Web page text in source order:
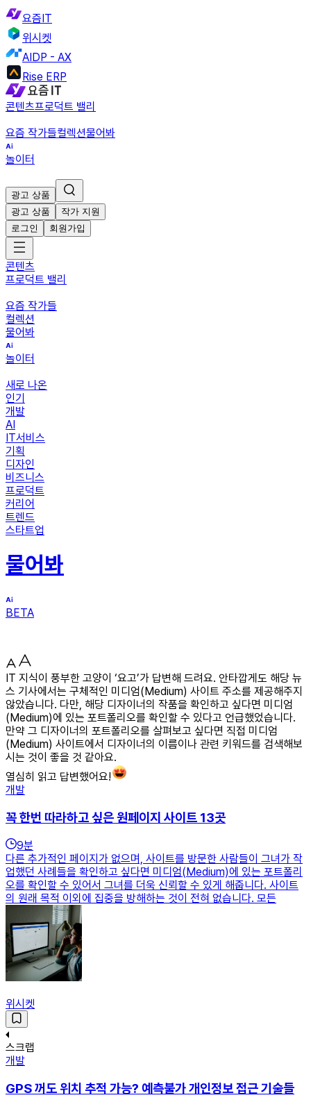
요즘IT
위시켓
AIDP - AX
Rise ERP
콘텐츠프로덕트 밸리
요즘 작가들컬렉션물어봐
놀이터
광고 상품
광고 상품
작가 지원
로그인
회원가입
콘텐츠
프로덕트 밸리
요즘 작가들
컬렉션
물어봐
놀이터
새로 나온
인기
개발
AI
IT서비스
기획
디자인
비즈니스
프로덕트
커리어
트렌드
스타트업
물어봐
BETA
IT 지식이 풍부한 고양이 ‘요고’가 답변해 드려요. 안타깝게도 해당 뉴
스 기사에서는 구체적인 미디엄(Medium) 사이트 주소를 제공해주지
않았습니다. 다만, 해당 디자이너의 작품을 확인하고 싶다면 미디엄
(Medium)에 있는 포트폴리오를 확인할 수 있다고 언급했었습니다.
만약 그 디자이너의 포트폴리오를 살펴보고 싶다면 직접 미디엄
(Medium) 사이트에서 디자이너의 이름이나 관련 키워드를 검색해보
시는 것이 좋을 것 같아요.
열심히 읽고 답변했어요!
개발
꼭 한번 따라하고 싶은 원페이지 사이트 13곳
9분
다른 추가적인 페이지가 없으며, 사이트를 방문한 사람들이 그녀가 작
업했던 사례들을 확인하고 싶다면 미디엄(Medium)에 있는 포트폴리
오를 확인할 수 있어서 그녀를 더욱 신뢰할 수 있게 해줍니다. 사이트
의 원래 목적 이외에 집중을 방해하는 것이 전혀 없습니다. 모든
위시켓
스크랩
개발
GPS 꺼도 위치 추적 가능? 예측불가 개인정보 접근 기술들